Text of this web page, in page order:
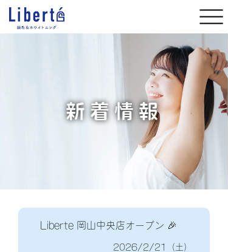
新着情報
Liberte 岡山中央店オープン 🎉
2026/2/21（土）